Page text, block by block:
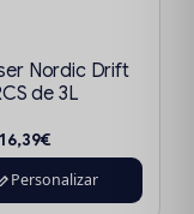
Nordic Drift
de 3L
16,39€
Personalizar